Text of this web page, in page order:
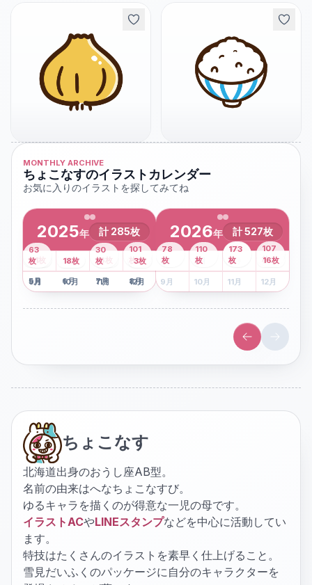
MONTHLY ARCHIVE
ちょこなすのイラストカレンダー
お気に入りのイラストを探してみてね
2025年 計 285枚
1月
2枚 2月 3月 4月
8枚
5月
41 枚
6月
13枚
7月
6枚
8月
101
枚
9月
63
枚
10月
18枚
11月
30
枚
12月
3枚
2026年 計527枚
1月 2月 3月
43
枚
4月
107
枚
5 月
78
枚
6月
110
枚
7月
173
枚
8月
16枚
9 月 10月 11月 12月
ちょこなす
北海道出身のおうし座AB型。
名前の由来はへなちょこなすび。
ゆるキャラを描くのが得意な一児の母です。
イラストACやLINEスタンプなどを中心に活動してい
ます。
特技はたくさんのイラストを素早く仕上げること。
雪見だいふくのパッケージに自分のキャラクターを